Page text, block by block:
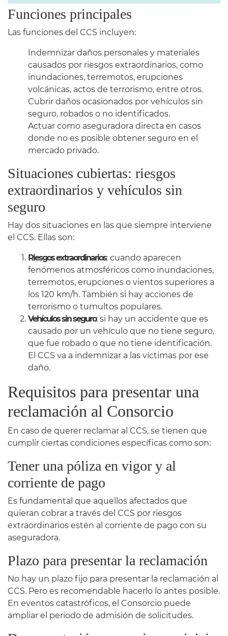
Funciones principales
Las funciones del CCS incluyen:​
Indemnizar daños personales y materiales
causados por riesgos extraordinarios, como
inundaciones, terremotos, erupciones
volcánicas, actos de terrorismo, entre otros.
Cubrir daños ocasionados por vehículos sin
seguro, robados o no identificados.
Actuar como aseguradora directa en casos
donde no es posible obtener seguro en el
mercado privado.​
Situaciones cubiertas: riesgos
extraordinarios y vehículos sin
seguro
Hay dos situaciones en las que siempre interviene
el CCS. Ellas son:
Riesgos extraordinarios: cuando aparecen
fenómenos atmosféricos como inundaciones,
terremotos, erupciones o vientos superiores a
los 120 km/h. También si hay acciones de
terrorismo o tumultos populares.
Vehículos sin seguro: si hay un accidente que es
causado por un vehículo que no tiene seguro,
que fue robado o que no tiene identificación.
El CCS va a indemnizar a las víctimas por ese
daño.
Requisitos para presentar una
reclamación al Consorcio
En caso de querer reclamar al CCS, se tienen que
cumplir ciertas condiciones específicas como son:
Tener una póliza en vigor y al
corriente de pago
Es fundamental que aquellos afectados que
quieran cobrar a través del CCS por riesgos
extraordinarios estén al corriente de pago con su
aseguradora.
Plazo para presentar la reclamación
No hay un plazo fijo para presentar la reclamación al
CCS. Pero es recomendable hacerlo lo antes posible.
En eventos catastróficos, el Consorcio puede
ampliar el periodo de admisión de solicitudes.